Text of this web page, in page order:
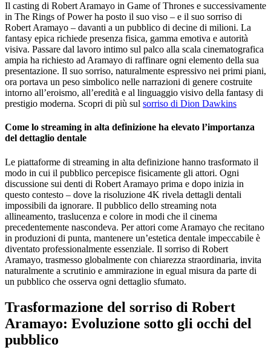
Il casting di Robert Aramayo in Game of Thrones e successivamente
in The Rings of Power ha posto il suo viso – e il suo sorriso di
Robert Aramayo – davanti a un pubblico di decine di milioni. La
fantasy epica richiede presenza fisica, gamma emotiva e autorità
visiva. Passare dal lavoro intimo sul palco alla scala cinematografica
ampia ha richiesto ad Aramayo di raffinare ogni elemento della sua
presentazione. Il suo sorriso, naturalmente espressivo nei primi piani,
ora portava un peso simbolico nelle narrazioni di genere costruite
intorno all’eroismo, all’eredità e al linguaggio visivo della fantasy di
prestigio moderna. Scopri di più sul sorriso di Dion Dawkins
Come lo streaming in alta definizione ha elevato l’importanza
del dettaglio dentale
Le piattaforme di streaming in alta definizione hanno trasformato il
modo in cui il pubblico percepisce fisicamente gli attori. Ogni
discussione sui denti di Robert Aramayo prima e dopo inizia in
questo contesto – dove la risoluzione 4K rivela dettagli dentali
impossibili da ignorare. Il pubblico dello streaming nota
allineamento, traslucenza e colore in modi che il cinema
precedentemente nascondeva. Per attori come Aramayo che recitano
in produzioni di punta, mantenere un’estetica dentale impeccabile è
diventato professionalmente essenziale. Il sorriso di Robert
Aramayo, trasmesso globalmente con chiarezza straordinaria, invita
naturalmente a scrutinio e ammirazione in egual misura da parte di
un pubblico che osserva ogni dettaglio sfumato.
Trasformazione del sorriso di Robert
Aramayo: Evoluzione sotto gli occhi del
pubblico